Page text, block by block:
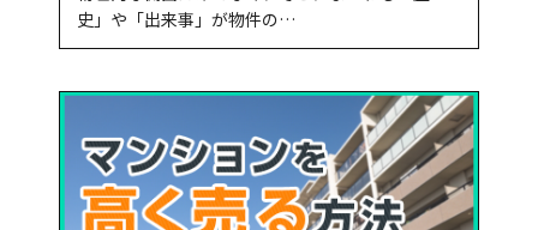
史」や「出来事」が物件の…